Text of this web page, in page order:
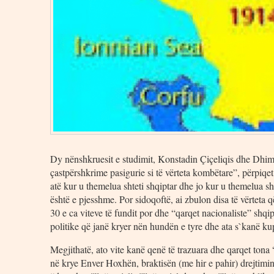
Dy nënshkruesit e studimit, Konstadin Çiçeliqis dhe
çastpërshkrime pasigurie si të vërteta kombëtare”,
atë kur u themelua shteti shqiptar dhe jo kur u themelua
është e pjesshme. Por sidoqoftë, ai zbulon disa të vërteta
30 e ca viteve të fundit por dhe “qarqet nacionaliste”
politike që janë kryer nën hundën e tyre dhe ata s`kanë
Megjithatë, ato vite kanë qenë të trazuara dhe qarqet
në krye Enver Hoxhën, braktisën (me hir e pahir)